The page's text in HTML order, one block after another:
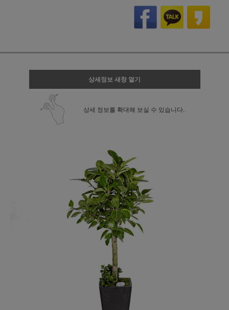
상세정보 새창 열기
상세 정보를 확대해 보실 수 있습니다.